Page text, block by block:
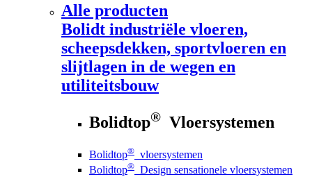
Alle producten
Bolidt industriële vloeren,
scheepsdekken, sportvloeren en
slijtlagen in de wegen en
utiliteitsbouw
Bolidtop® Vloersystemen
Bolidtop® vloersystemen
Bolidtop® Design sensationele vloersystemen